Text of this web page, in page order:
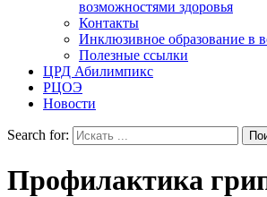
возможностями здоровья
Контакты
Инклюзивное образование в
Полезные ссылки
ЦРД Абилимпикс
РЦОЭ
Новости
Search for:
Профилактика